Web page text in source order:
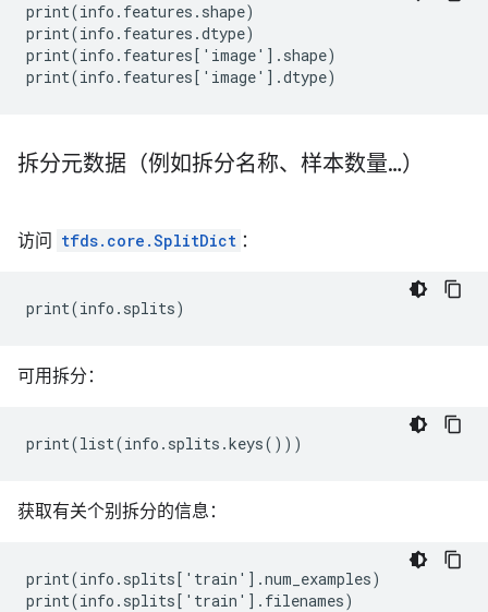
print(info . features . shape)
print(info . features .dtype)
print(info . features[ ' image' ]. shape)
print(info . features[ ' image' ].dtype)
拆分元数据（例如拆分名称、样本数量…）
访问 tfds.core.SplitDict ：
可用拆分：
获取有关个别拆分的信息：
print(info.splits['train'].num_examples)
print(info.splits['train'].filenames)